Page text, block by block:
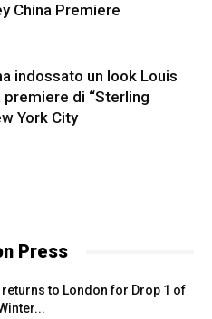
China Premiere
indossato un look Louis
premiere di “Sterling
York City
Press
returns to London for Drop 1 of